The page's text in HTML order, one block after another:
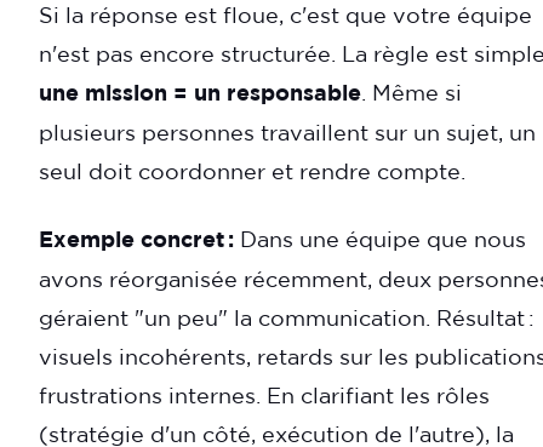
Si la réponse est floue, c'est que votre équipe
n'est pas encore structurée. La règle est
une mission = un responsable . Même si
plusieurs personnes travaillent sur un sujet, un
seul doit coordonner et rendre compte.
Exemple concret : Dans une équipe que nous
avons réorganisée récemment, deux
géraient "un peu" la communication. Résultat :
visuels incohérents, retards sur les
frustrations internes. En clarifiant les rôles
(stratégie d'un côté, exécution de l'autre), la